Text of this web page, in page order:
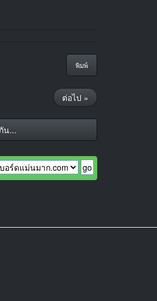
พิมพ์
ต่อไป »
น...